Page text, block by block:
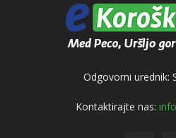
Odgovorni urednik:
Kontaktirajte nas: